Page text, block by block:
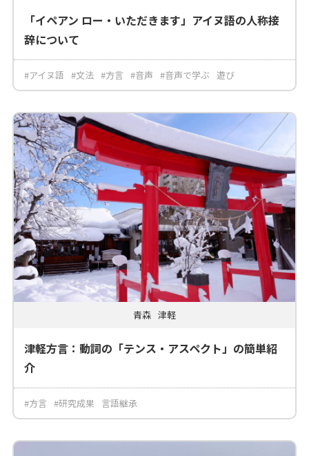
「イペアン ロー・いただきます」アイヌ語の人称接
辞について
#アイヌ語 #文法 #方言 #音声 #音声で学ぶ 遊び
青森 津軽
津軽方言：動詞の「テンス・アスペクト」の簡単紹
介
#方言 #研究成果 言語継承